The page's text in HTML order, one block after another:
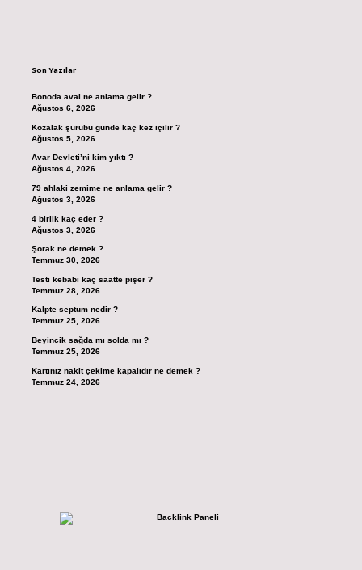
Son Yazılar
Bonoda aval ne anlama gelir ?
Ağustos 6, 2026
Kozalak şurubu günde kaç kez içilir ?
Ağustos 5, 2026
Avar Devleti’ni kim yıktı ?
Ağustos 4, 2026
79 ahlaki zemime ne anlama gelir ?
Ağustos 3, 2026
4 birlik kaç eder ?
Ağustos 3, 2026
Şorak ne demek ?
Temmuz 30, 2026
Testi kebabı kaç saatte pişer ?
Temmuz 28, 2026
Kalpte septum nedir ?
Temmuz 25, 2026
Beyincik sağda mı solda mı ?
Temmuz 25, 2026
Kartınız nakit çekime kapalıdır ne demek ?
Temmuz 24, 2026